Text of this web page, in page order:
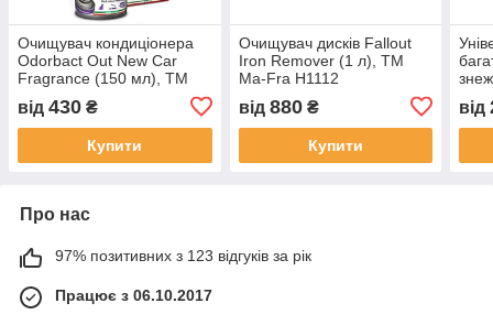
Очищувач кондиціонера
Odorbact Out New Car
Fragrance (150 мл), ТМ
від 430 ₴
Купити
Очищувач дисків Fallout
Iron Remover (1 л), ТМ
Ma-Fra H1112
від 880₴
Купити
від
Про нас
97% позитивних з 123 відгуків за рік
Працює з 06.10.2017